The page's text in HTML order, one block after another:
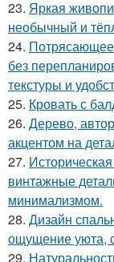
23. Яркая
необычный и
24. Потрясающее
без
текстуры и
25. Кровать с
26. Дерево,
акцентом на
27.
винтажные
минимализмом.
28. Дизайн
ощущение уюта,
29.